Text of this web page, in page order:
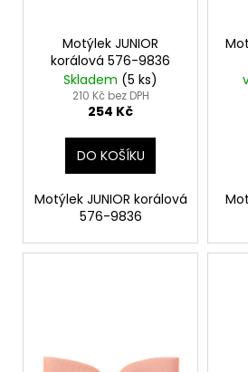
Motýlek JUNIOR
korálová 576-9836
Skladem (5 ks)
210 Kč bez DPH
254 Kč
DO KOŠÍKU
Motýlek JUNIOR korálová
576-9836